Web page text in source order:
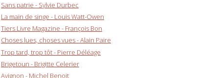
Sans patrie - Sylvie Durbec
La main de singe - Louis Watt-Owen
Tiers Livre Magazine - François Bon
Choses lues, choses vues - Alain Paire
Trop tard, trop tôt - Pierre Déléage
Brigetoun - Brigitte Celerier
Avignon - Michel Benoit